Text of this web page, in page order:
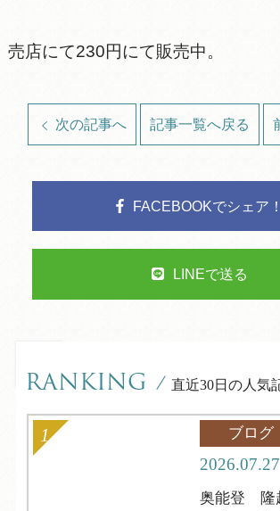
売店にて230円にて販売中。
次の記事へ 記事一覧へ戻る
FACEBOOKでシェア！
LINEで送る
RANKING / 直近30日の人気
ブログ
2026.07.27
奥能登 隆